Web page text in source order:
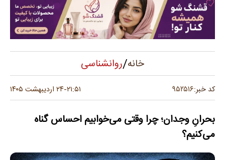
خانه/روانشناسی
کد خبر:۹۵۲۵۱۶ ۲۱:۵۱-۲۴ اردیبهشت ۱۴۰۵
بحرانِ وجدان؛ چرا وقتی می‌خوابیم احساس گناه
می‌کنیم؟